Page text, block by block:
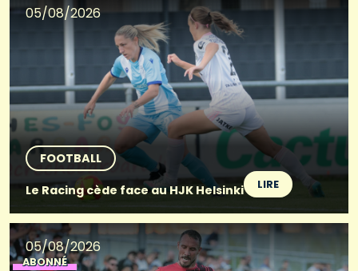
05/08/2026
FOOTBALL
Le Racing cède face au HJK Helsinki
LIRE
05/08/2026
ABONNÉ